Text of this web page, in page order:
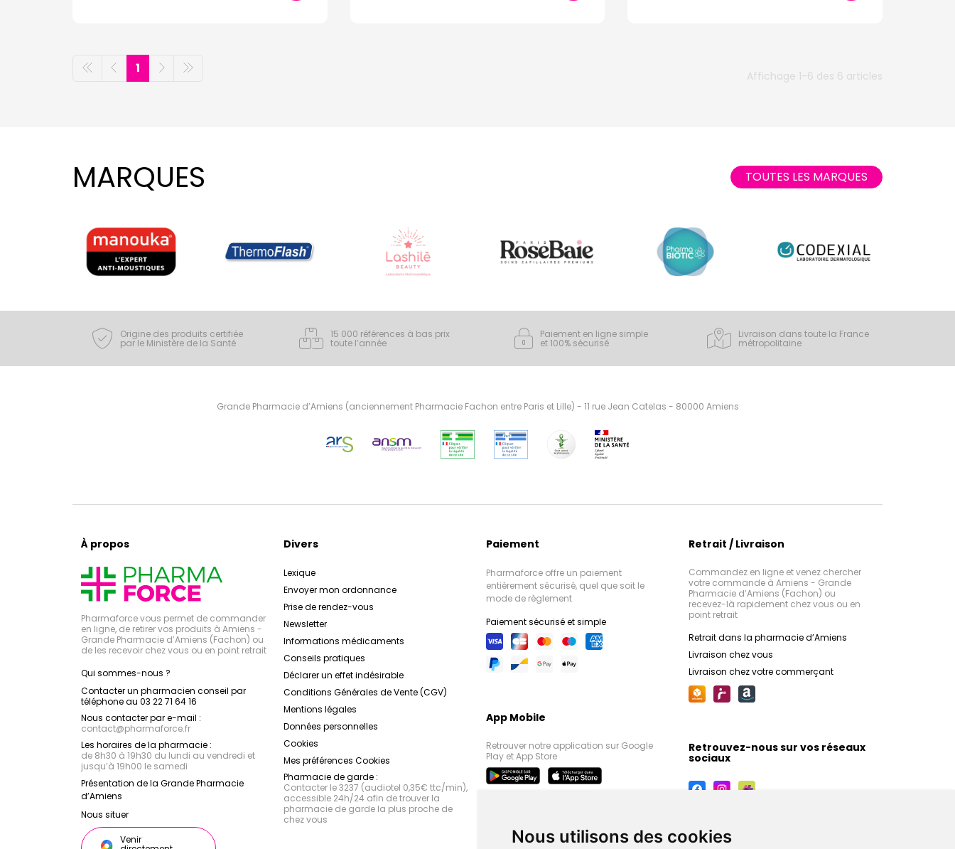
Nous utilisons des cookies
Affichage 1-6 des 6 articles
1
MARQUES TOUTES LES MARQUES
Origine des produits certifiée
par le Ministère de la Santé
15 000 références à bas prix
toute l’année
Paiement en ligne simple
et 100% sécurisé
Livraison dans toute la France
métropolitaine
Grande Pharmacie d’Amiens (anciennement Pharmacie Fachon entre Paris et Lille) - 11 rue Jean Catelas - 80000 Amiens
À propos
Pharmaforce vous permet de commander
en ligne, de retirer vos produits à Amiens -
Grande Pharmacie d’Amiens (Fachon) ou
de les recevoir chez vous ou en point retrait
Qui sommes-nous ?
Contacter un pharmacien conseil par
téléphone au 03 22 71 64 16
Nous contacter par e-mail :
contact@pharmaforce.fr
Les horaires de la pharmacie :
de 8h30 à 19h30 du lundi au vendredi et
jusqu’à 19h00 le samedi
Présentation de la Grande Pharmacie
d’Amiens
Nous situer
Venir
Divers
Lexique
Envoyer mon ordonnance
Prise de rendez-vous
Newsletter
Informations médicaments
Conseils pratiques
Déclarer un effet indésirable
Conditions Générales de Vente (CGV)
Mentions légales
Données personnelles
Cookies
Mes préférences Cookies
Pharmacie de garde :
Contacter le 3237 (audiotel 0,35€ ttc/min),
accessible 24h/24 afin de trouver la
pharmacie de garde la plus proche de
chez vous
Paiement
Pharmaforce offre un paiement
entièrement sécurisé, quel que soit le
mode de règlement
Paiement sécurisé et simple
App Mobile
Retrouver notre application sur Google
Play et App Store
Retrait / Livraison
Commandez en ligne et venez chercher
votre commande à Amiens - Grande
Pharmacie d’Amiens (Fachon) ou
recevez-là rapidement chez vous ou en
point retrait
Retrait dans la pharmacie d’Amiens
Livraison chez vous
Livraison chez votre commerçant
Retrouvez-nous sur vos réseaux
sociaux